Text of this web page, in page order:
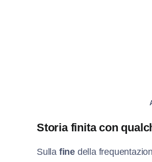
Storia finita con
Sulla fine della